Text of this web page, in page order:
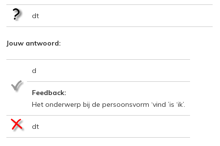
dt
Jouw antwoord:
d
Feedback:
Het onderwerp bij de persoonsvorm ‘vind ’is ‘ik’.
dt